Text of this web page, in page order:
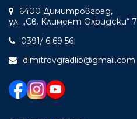
6400 Димитровград,
ул. „Св. Климент Охридски“ 7
0391/ 6 69 56
dimitrovgradlib@gmail.com